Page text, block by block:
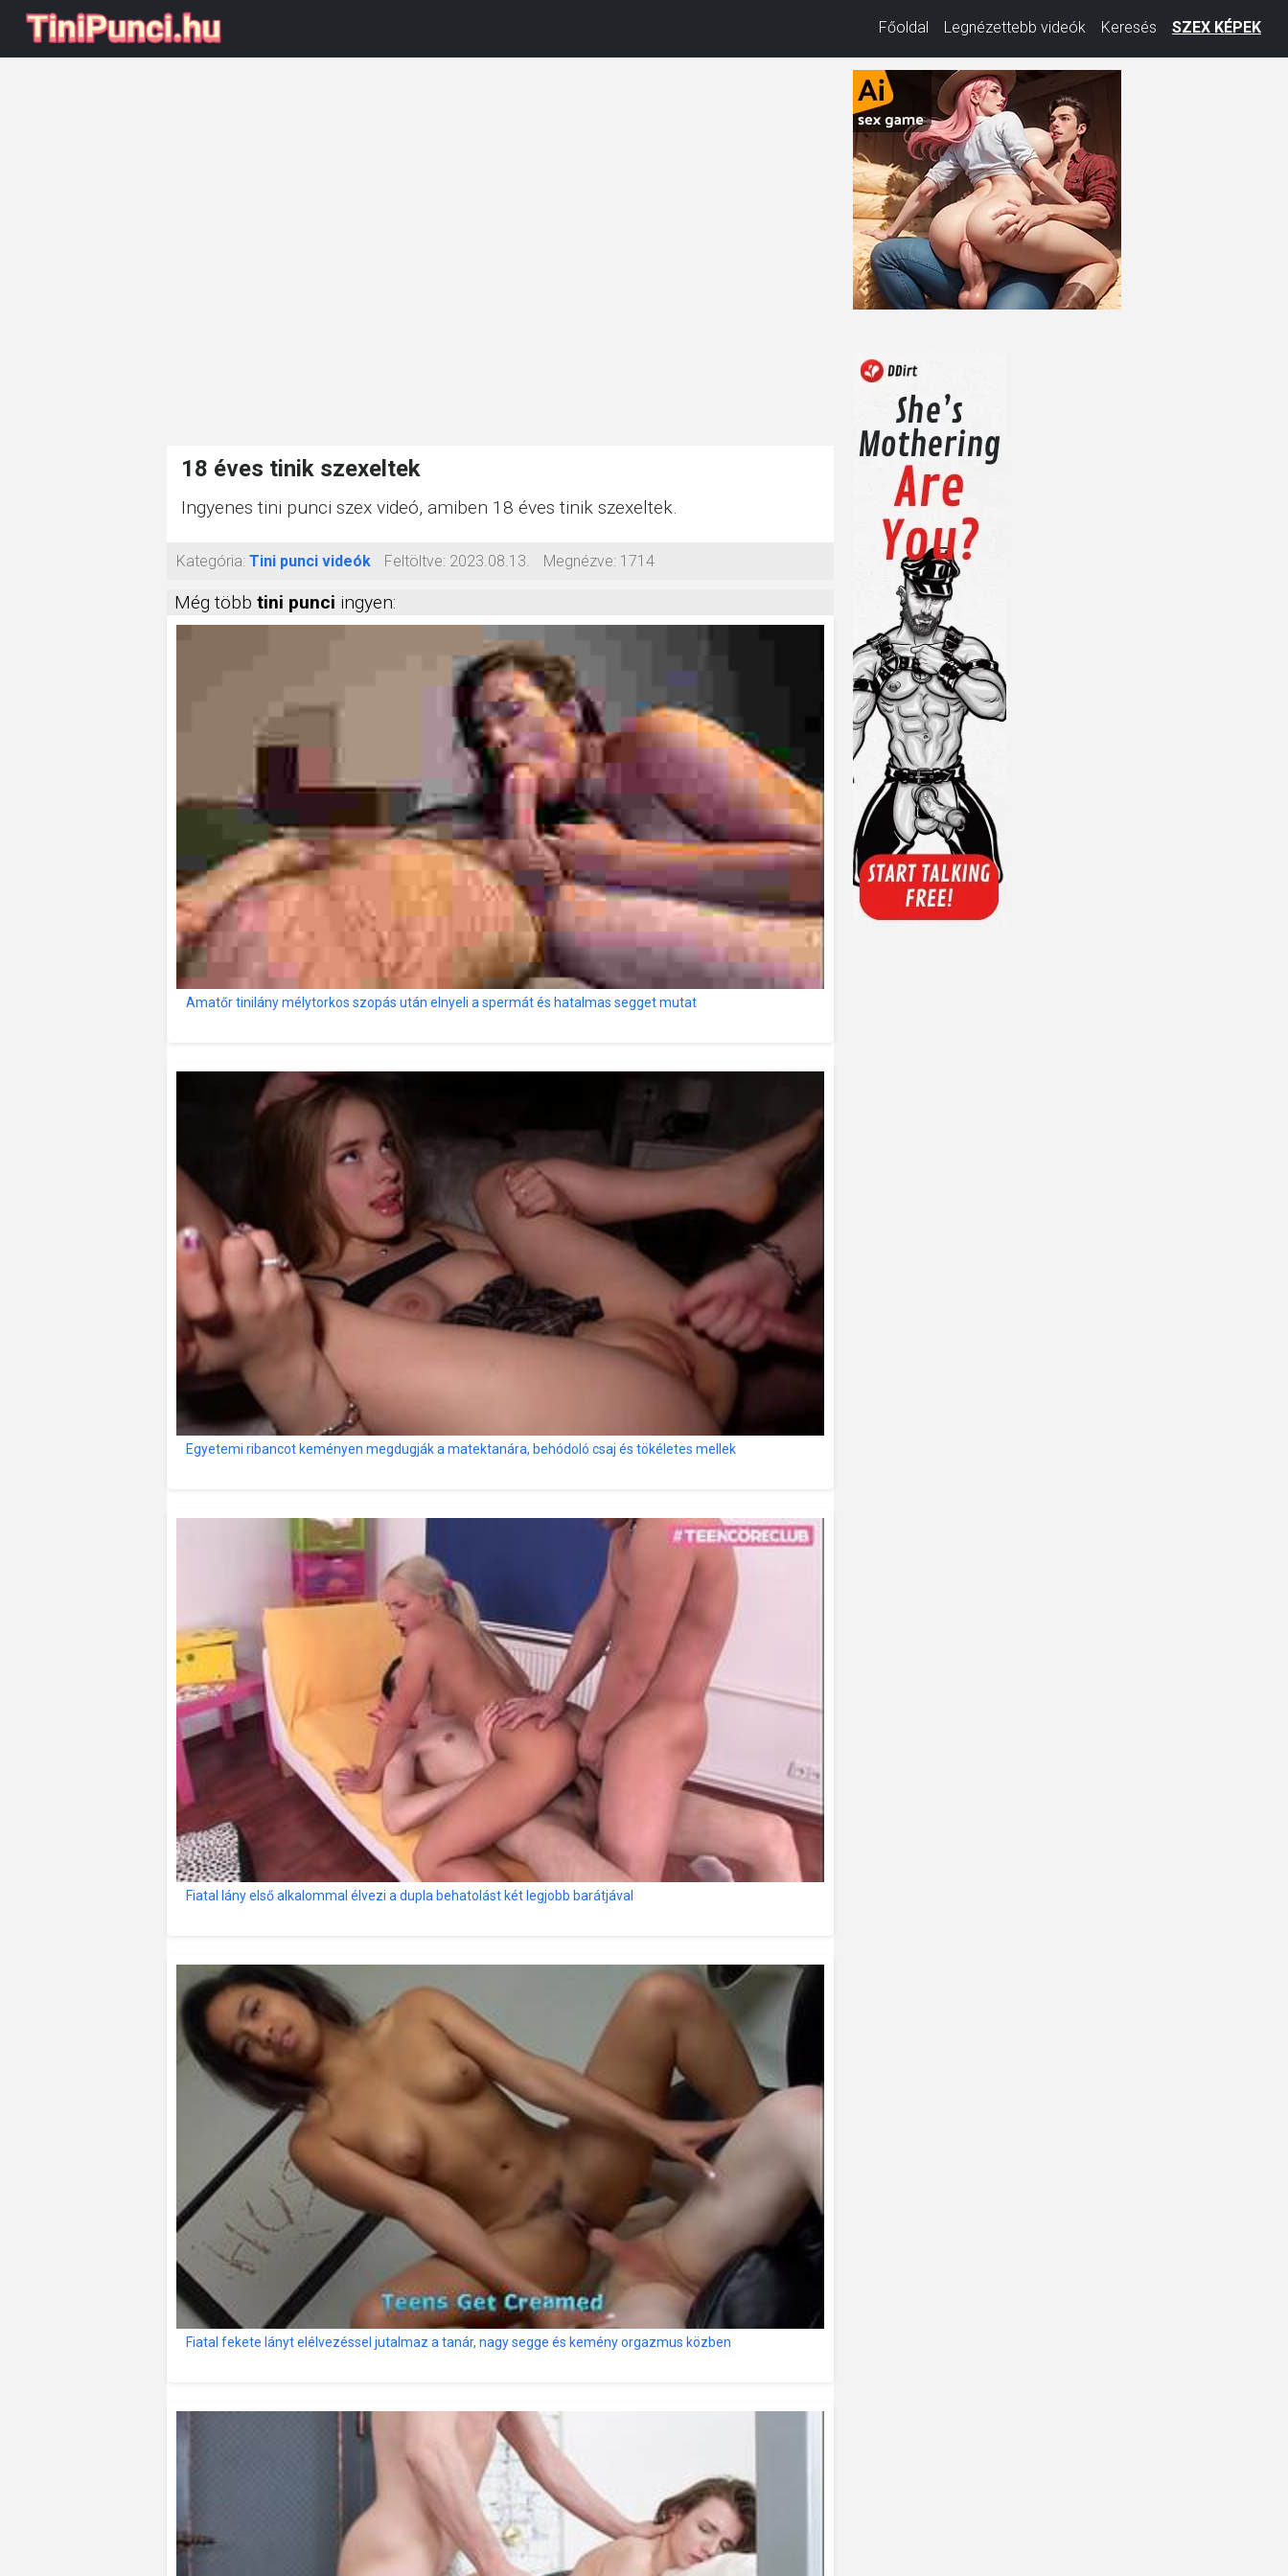
Főoldal Legnézettebb videók Keresés SZEX KÉPEK
18 éves tinik szexeltek
Ingyenes tini punci szex videó, amiben 18 éves tinik szexeltek.
Kategória: Tini punci videók Feltöltve: 2023.08.13. Megnézve: 1714
Még több tini punci ingyen:
Amatőr tinilány mélytorkos szopás után elnyeli a spermát és hatalmas segget mutat
Egyetemi ribancot keményen megdugják a matektanára, behódoló csaj és tökéletes mellek
Fiatal lány első alkalommal élvezi a dupla behatolást két legjobb barátjával
Fiatal fekete lányt elélvezéssel jutalmaz a tanár, nagy segge és kemény orgazmus közben